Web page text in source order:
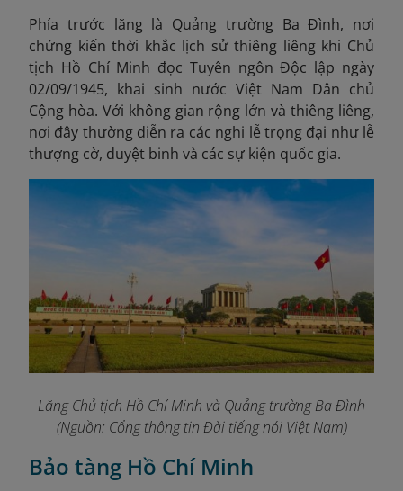
Phía trước lăng là Quảng trường Ba Đình, nơi
chứng kiến thời khắc lịch sử thiêng liêng khi Chủ
tịch Hồ Chí Minh đọc Tuyên ngôn Độc lập ngày
02/09/1945, khai sinh nước Việt Nam Dân chủ
Cộng hòa. Với không gian rộng lớn và thiêng liêng,
nơi đây thường diễn ra các nghi lễ trọng đại như lễ
thượng cờ, duyệt binh và các sự kiện quốc gia.
Lăng Chủ tịch Hồ Chí Minh và Quảng trường Ba Đình
(Nguồn: Cổng thông tin Đài tiếng nói Việt Nam)
Bảo tàng Hồ Chí Minh